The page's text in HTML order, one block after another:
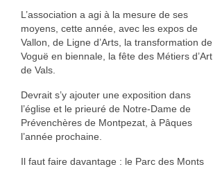
L’association a agi à la mesure de ses
moyens, cette année, avec les expos de
Vallon, de Ligne d’Arts, la transformation de
Voguë en biennale, la fête des Métiers d’Art
de Vals.
Devrait s’y ajouter une exposition dans
l’église et le prieuré de Notre-Dame de
Prévenchères de Montpezat, à Pâques
l’année prochaine.
Il faut faire davantage : le Parc des Monts